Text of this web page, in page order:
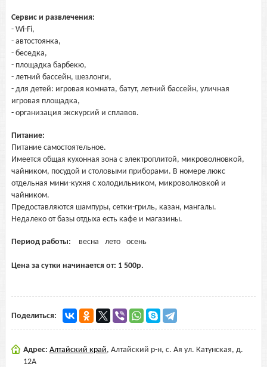
Сервис и развлечения:
- Wi-Fi,
- автостоянка,
- беседка,
- площадка барбекю,
- летний бассейн, шезлонги,
- для детей: игровая комната, батут, летний бассейн, уличная
игровая площадка,
- организация экскурсий и сплавов.
Питание:
Питание самостоятельное.
Имеется общая кухонная зона с электроплитой, микроволновкой,
чайником, посудой и столовыми приборами. В номере люкс
отдельная мини-кухня с холодильником, микроволновкой и
чайником.
Предоставляются шампуры, сетки-гриль, казан, мангалы.
Недалеко от базы отдыха есть кафе и магазины.
Период работы: весна лето осень
Цена за сутки начинается от: 1 500р.
Поделиться:
Адрес: Алтайский край, Алтайский р-н, с. Ая ул. Катунская, д.
12А